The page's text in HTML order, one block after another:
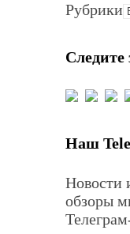
Рубрики
Следите
Наш
Новости
обзоры